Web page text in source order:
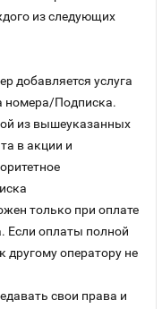
из следующих
добавляется услуга
номера/Подписка.
из вышеуказанных
в акции и
только при оплате
Если оплаты полной
другому оператору не
свои права и